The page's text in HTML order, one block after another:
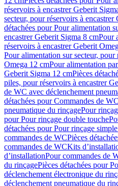
réservoirs à encastrer Geberit
secteur, pour réservoirs à
détachées pour Pour alimentation
encastrer Geberit Sigma 8 cmPour
réservoirs à encastrer Geberit
Pour alimentation sur secteur, pour
Omega 12 cmPour alimentation
Geberit Sigma 12 cmPièces
piles, pour réservoirs à encastrer
de WC avec déclenchement
détachées pour Commandes de
pneumatique du rinçagePour
pour Pour rinçage double touche
détachées pour Pour rinçage
commandes de WCPièces
commandes de WCKits
d’installationPour commandes de
du rinçagePièces détachées pour
déclenchement électronique du
déclenchement pneumatique du